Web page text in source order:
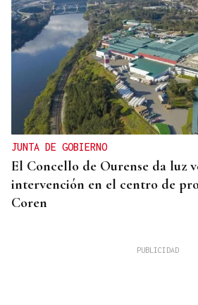
JUNTA DE GOBIERNO
El Concello de Ourense da luz
intervención en el centro de
Coren